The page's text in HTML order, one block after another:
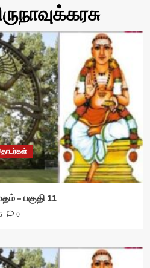
– பகுதி 11
0